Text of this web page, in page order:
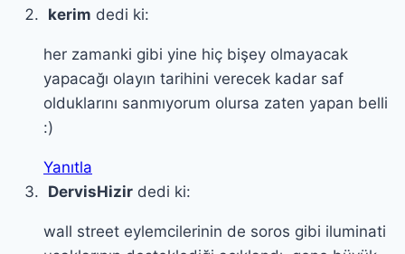
kerim dedi ki:
her zamanki gibi yine hiç bişey olmayacak
yapacağı olayın tarihini verecek kadar saf
olduklarını sanmıyorum olursa zaten yapan belli
:)
Yanıtla
DervisHizir dedi ki:
wall street eylemcilerinin de soros gibi iluminati